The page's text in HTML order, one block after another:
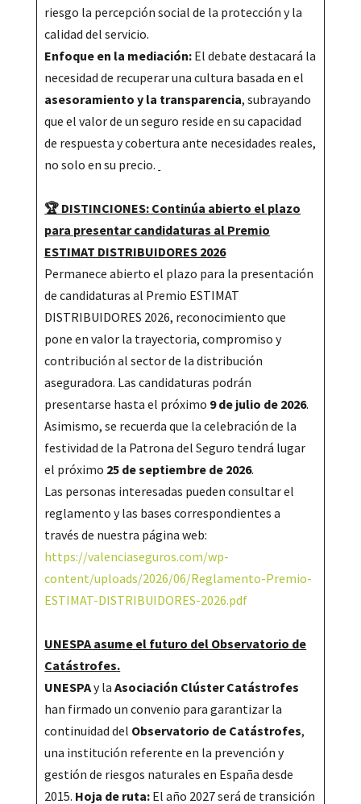
riesgo la percepción social de la protección y la
calidad del servicio.
Enfoque en la mediación: El debate destacará la
necesidad de recuperar una cultura basada en el
asesoramiento y la transparencia, subrayando
que el valor de un seguro reside en su capacidad
de respuesta y cobertura ante necesidades reales,
no solo en su precio.
🏆 DISTINCIONES: Continúa abierto el plazo
para presentar candidaturas al Premio
ESTIMAT DISTRIBUIDORES 2026
Permanece abierto el plazo para la presentación
de candidaturas al Premio ESTIMAT
DISTRIBUIDORES 2026, reconocimiento que
pone en valor la trayectoria, compromiso y
contribución al sector de la distribución
aseguradora. Las candidaturas podrán
presentarse hasta el próximo 9 de julio de 2026.
Asimismo, se recuerda que la celebración de la
festividad de la Patrona del Seguro tendrá lugar
el próximo 25 de septiembre de 2026.
Las personas interesadas pueden consultar el
reglamento y las bases correspondientes a
través de nuestra página web:
https://valenciaseguros.com/wp-
content/uploads/2026/06/Reglamento-Premio-
ESTIMAT-DISTRIBUIDORES-2026.pdf
UNESPA asume el futuro del Observatorio de
Catástrofes.
UNESPAy laAsociación Clúster Catástrofes
han firmado un convenio para garantizar la
continuidad del Observatorio de Catástrofes,
una institución referente en la prevención y
gestión de riesgos naturales en España desde
2015. Hoja de ruta: El año 2027 será de transición